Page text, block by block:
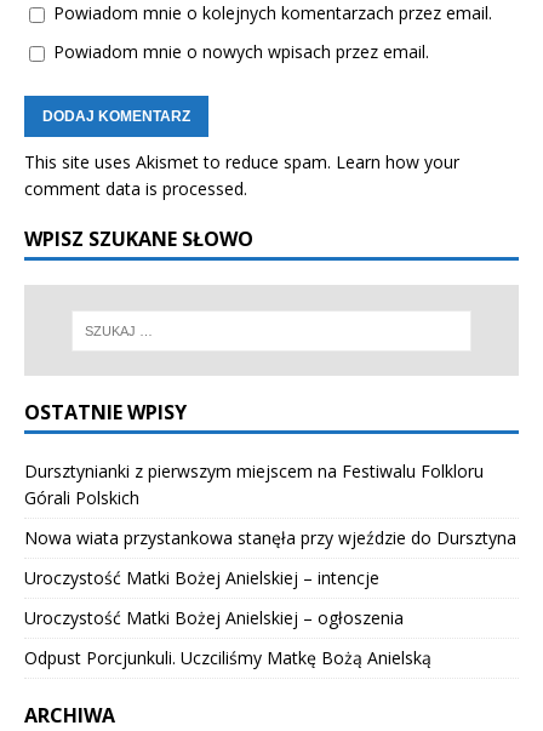
Powiadom mnie o kolejnych komentarzach przez email.
Powiadom mnie o nowych wpisach przez email.
This site uses Akismet to reduce spam. Learn how your
comment data is processed.
WPISZ SZUKANE SŁOWO
OSTATNIE WPISY
Dursztynianki z pierwszym miejscem na Festiwalu Folkloru
Górali Polskich
Nowa wiata przystankowa stanęła przy wjeździe do Dursztyna
Uroczystość Matki Bożej Anielskiej – intencje
Uroczystość Matki Bożej Anielskiej – ogłoszenia
Odpust Porcjunkuli. Uczciliśmy Matkę Bożą Anielską
ARCHIWA